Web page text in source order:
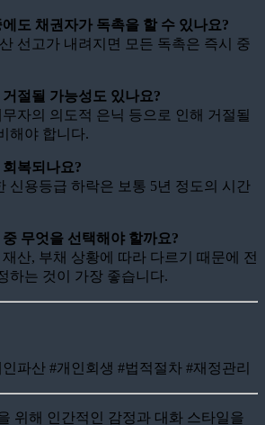
도 채권자가 독촉을 할 수 있나요?
선고가 내려지면 모든 독촉은 즉시 중
절될 가능성도 있나요?
자의 의도적 은닉 등으로 인해 거절될
해야 합니다.
복되나요?
신용등급 하락은 보통 5년 정도의 시간
무엇을 선택해야 할까요?
산, 부채 상황에 따라 다르기 때문에 전
하는 것이 가장 좋습니다.
파산 #개인회생 #법적절차 #재정관리
위해 인간적인 감정과 대화 스타일을